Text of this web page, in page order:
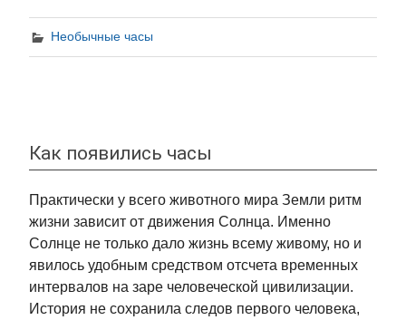
Необычные часы
Как появились часы
Практически у всего животного мира Земли ритм
жизни зависит от движения Солнца. Именно
Солнце не только дало жизнь всему живому, но и
явилось удобным средством отсчета временных
интервалов на заре человеческой цивилизации.
История не сохранила следов первого человека,